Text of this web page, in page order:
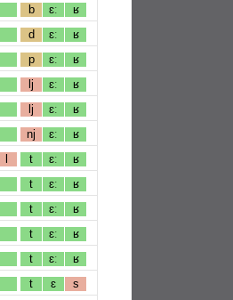
b ɛː ʁ
d ɛː ʁ
p ɛː ʁ
lj ɛː ʁ
lj ɛː ʁ
nj ɛː ʁ
l t ɛː ʁ
t ɛː ʁ
t ɛː ʁ
t ɛː ʁ
t ɛː ʁ
t ɛ s